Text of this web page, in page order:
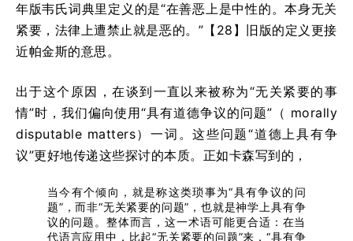
年版韦氏词典里定义的是“在善恶上是中性的。本身无关
紧要，法律上遭禁止就是恶的。”【28】旧版的定义更接
近帕金斯的意思。
出于这个原因，在谈到一直以来被称为“无关紧要的事
情”时，我们偏向使用“具有道德争议的问题”（ morally
disputable matters）一词。这些问题“道德上具有争
议”更好地传递这些探讨的本质。正如卡森写到的，
当今有个倾向，就是称这类琐事为“具有争议的问
题”，而非“无关紧要的问题”，也就是神学上具有争
议的问题。整体而言，这一术语可能更合适：在当
代语言应用中，比起“无关紧要的问题”来，“具有争